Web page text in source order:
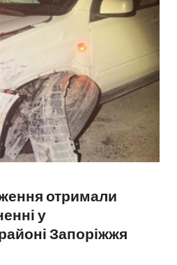
отримали
у
Запоріжжя